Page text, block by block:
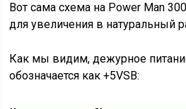
Вот сама схема на Power Man
для увеличения в натуральный
Как мы видим, дежурное
обозначается как +5VSB: